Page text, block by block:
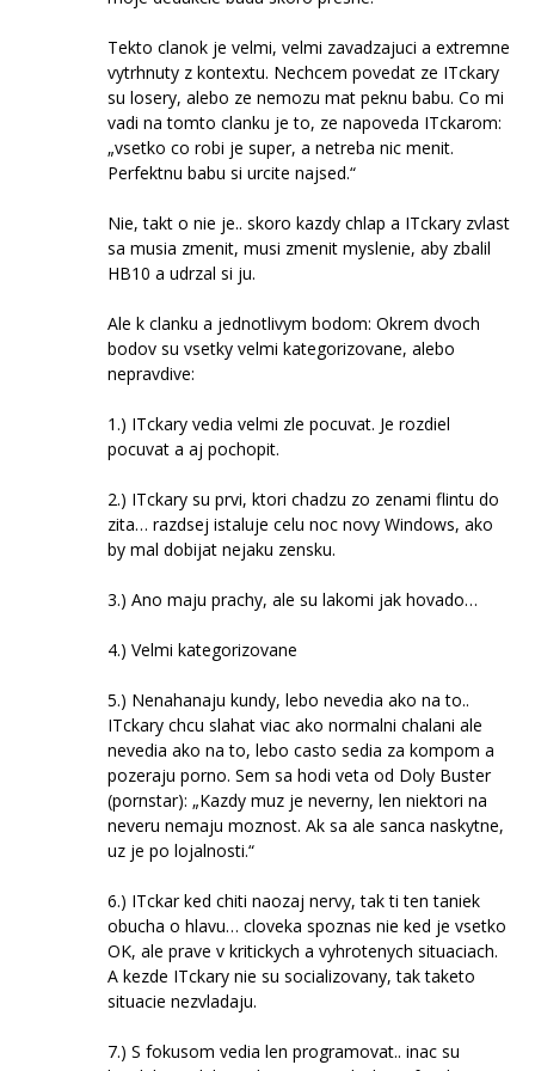
Tekto clanok je velmi, velmi zavadzajuci a extremne
vytrhnuty z kontextu. Nechcem povedat ze ITckary
su losery, alebo ze nemozu mat peknu babu. Co mi
vadi na tomto clanku je to, ze napoveda ITckarom:
„vsetko co robi je super, a netreba nic menit.
Perfektnu babu si urcite najsed.“
Nie, takt o nie je.. skoro kazdy chlap a ITckary zvlast
sa musia zmenit, musi zmenit myslenie, aby zbalil
HB10 a udrzal si ju.
Ale k clanku a jednotlivym bodom: Okrem dvoch
bodov su vsetky velmi kategorizovane, alebo
nepravdive:
1.) ITckary vedia velmi zle pocuvat. Je rozdiel
pocuvat a aj pochopit.
2.) ITckary su prvi, ktori chadzu zo zenami flintu do
zita… razdsej istaluje celu noc novy Windows, ako
by mal dobijat nejaku zensku.
3.) Ano maju prachy, ale su lakomi jak hovado…
4.) Velmi kategorizovane
5.) Nenahanaju kundy, lebo nevedia ako na to..
ITckary chcu slahat viac ako normalni chalani ale
nevedia ako na to, lebo casto sedia za kompom a
pozeraju porno. Sem sa hodi veta od Doly Buster
(pornstar): „Kazdy muz je neverny, len niektori na
neveru nemaju moznost. Ak sa ale sanca naskytne,
uz je po lojalnosti.“
6.) ITckar ked chiti naozaj nervy, tak ti ten taniek
obucha o hlavu… cloveka spoznas nie ked je vsetko
OK, ale prave v kritickych a vyhrotenych situaciach.
A kezde ITckary nie su socializovany, tak taketo
situacie nezvladaju.
7.) S fokusom vedia len programovat.. inac su